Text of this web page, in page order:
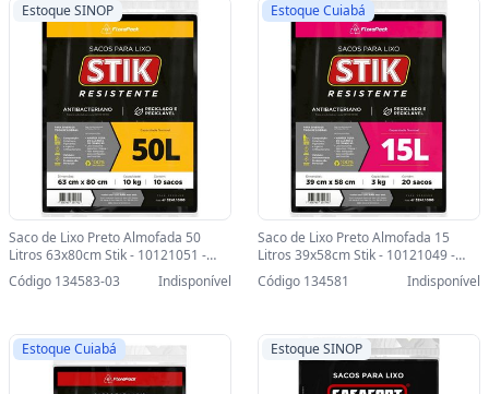
Estoque SINOP
Saco de Lixo Preto Almofada 50
Litros 63x80cm Stik - 10121051 -
Pacote com 10 Unidades-SINOP-03 -
10121051
Código 134583-03 Indisponível
Estoque Cuiabá
Saco de Lixo Preto Almofada 15
Litros 39x58cm Stik - 10121049 -
Pacote com 20 Unidades - 10121049
Código 134581 Indisponível
Estoque Cuiabá Estoque SINOP